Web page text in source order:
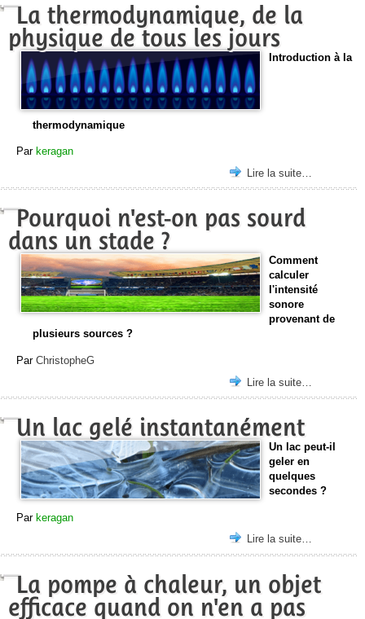
La thermodynamique, de la
physique de tous les jours
Introduction à la
thermodynamique
Par keragan
Lire la suite…
Pourquoi n'est-on pas sourd
dans un stade ?
Comment
calculer
l'intensité
sonore
provenant de
plusieurs sources ?
Par ChristopheG
Lire la suite…
Un lac gelé instantanément
Un lac peut-il
geler en
quelques
secondes ?
Par keragan
Lire la suite…
La pompe à chaleur, un objet
efficace quand on n'en a pas